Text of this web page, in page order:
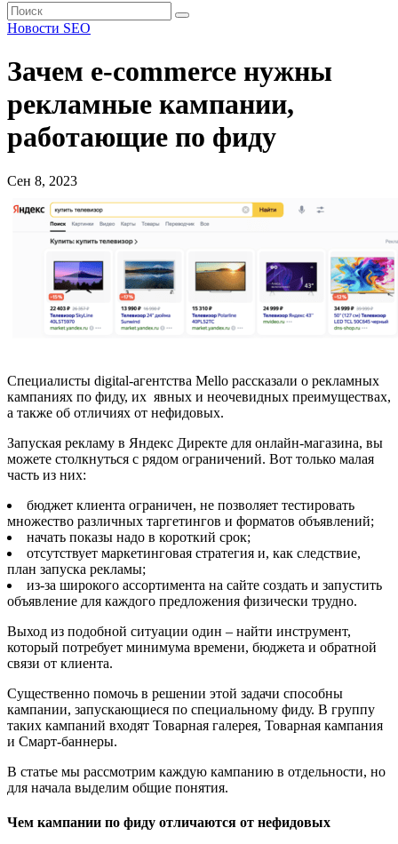
Новости SEO
Зачем e-commerce нужны
рекламные кампании,
работающие по фиду
Сен 8, 2023
Специалисты digital-агентства Mello рассказали о рекламных
кампаниях по фиду, их явных и неочевидных преимуществах,
а также об отличиях от нефидовых.
Запуская рекламу в Яндекс Директе для онлайн-магазина, вы
можете столкнуться с рядом ограничений. Вот только малая
часть из них:
бюджет клиента ограничен, не позволяет тестировать
множество различных таргетингов и форматов объявлений;
начать показы надо в короткий срок;
отсутствует маркетинговая стратегия и, как следствие,
план запуска рекламы;
из-за широкого ассортимента на сайте создать и запустить
объявление для каждого предложения физически трудно.
Выход из подобной ситуации один – найти инструмент,
который потребует минимума времени, бюджета и обратной
связи от клиента.
Существенно помочь в решении этой задачи способны
кампании, запускающиеся по специальному фиду. В группу
таких кампаний входят Товарная галерея, Товарная кампания
и Смарт-баннеры.
В статье мы рассмотрим каждую кампанию в отдельности, но
для начала выделим общие понятия.
Чем кампании по фиду отличаются от нефидовых